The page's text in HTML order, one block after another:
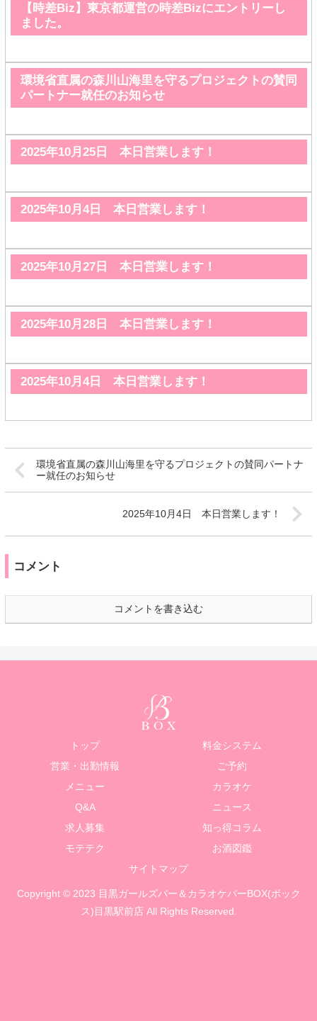
【時差Biz】東京都運営の時差Bizにエントリーし
ました。
環境省直属の森川山海里を守るプロジェクトの賛同
パートナー就任のお知らせ
2025年10月25日 本日営業します！
2025年10月4日 本日営業します！
2025年10月27日 本日営業します！
2025年10月28日 本日営業します！
2025年10月4日 本日営業します！
環境省直属の森川山海里を守るプロジェクトの賛同パートナ
ー就任のお知らせ
2025年10月4日 本日営業します！
コメント
コメントを書き込む
トップ
料金システム
営業・出勤情報
ご予約
メニュー
カラオケ
Q&A
ニュース
求人募集
知っ得コラム
モテテク
お酒図鑑
サイトマップ
Copyright © 2023 目黒ガールズバー＆カラオケバーBOX(ボック
ス)目黒駅前店 All Rights Reserved.